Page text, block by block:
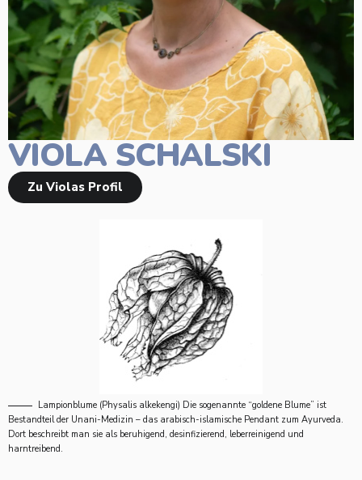
VIOLA SCHALSKI
Zu Violas Profil
Lampionblume (Physalis alkekengi) Die sogenannte “goldene Blume” ist
Bestandteil der Unani-Medizin – das arabisch-islamische Pendant zum Ayurveda.
Dort beschreibt man sie als beruhigend, desinfizierend, leberreinigend und
harntreibend.